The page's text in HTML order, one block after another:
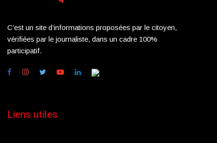
C’est un site d’informations proposées par le citoyen,
vérifiées par le journaliste, dans un cadre 100%
participatif.
Liens utiles